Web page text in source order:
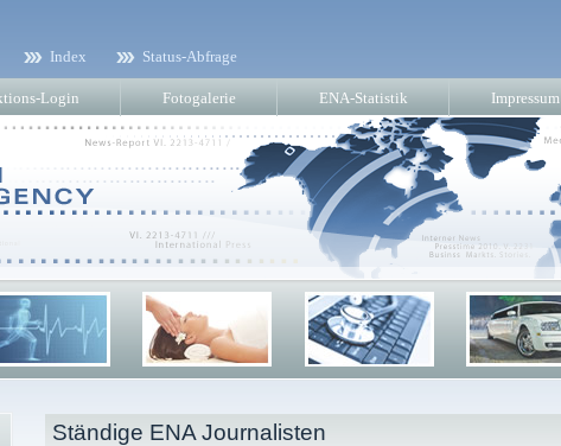
Index Status-Abfrage
Login Fotogalerie ENA-Statistik Impressum
Ständige ENA Journalisten